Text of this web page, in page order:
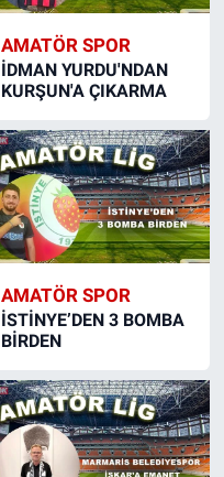
AMATÖR SPOR
İDMAN YURDU'NDAN
KURŞUN'A ÇIKARMA
AMATÖR SPOR
İSTİNYE’DEN 3 BOMBA
BİRDEN